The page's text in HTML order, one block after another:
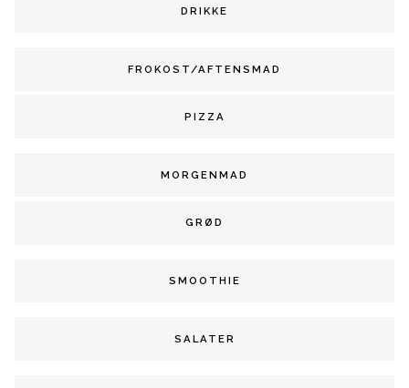
DRIKKE
FROKOST/AFTENSMAD
PIZZA
MORGENMAD
GRØD
SMOOTHIE
SALATER